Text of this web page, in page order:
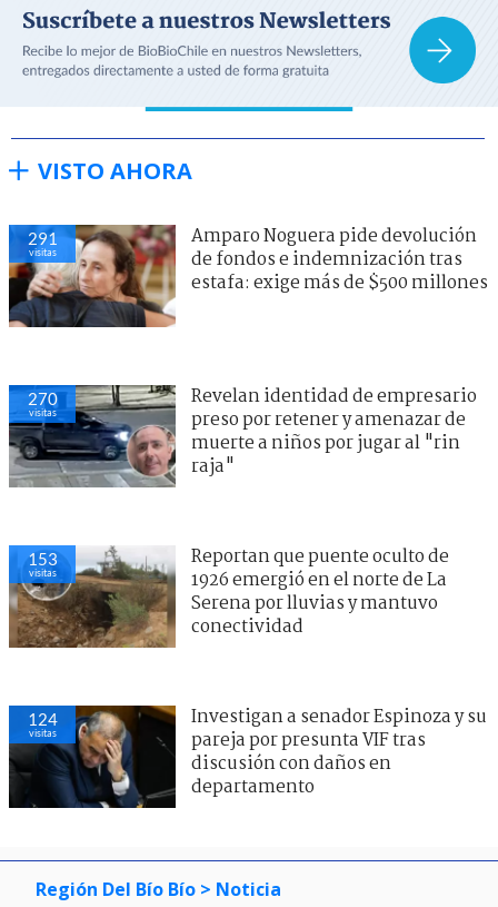
VISTO AHORA
291
visitas
Amparo Noguera pide devolución
de fondos e indemnización tras
estafa: exige más de $500 millones
270
visitas
Revelan identidad de empresario
preso por retener y amenazar de
muerte a niños por jugar al "rin
raja"
153
visitas
Reportan que puente oculto de
1926 emergió en el norte de La
Serena por lluvias y mantuvo
conectividad
124
visitas
Investigan a senador Espinoza y su
pareja por presunta VIF tras
discusión con daños en
departamento
Región Del Bío Bío > Noticia